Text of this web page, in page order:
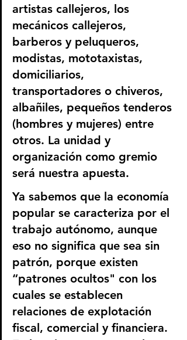
artistas callejeros, los
mecánicos callejeros,
barberos y peluqueros,
modistas, mototaxistas,
domiciliarios,
transportadores o chiveros,
albañiles, pequeños tenderos
(hombres y mujeres) entre
otros. La unidad y
organización como gremio
será nuestra apuesta.
Ya sabemos que la economía
popular se caracteriza por el
trabajo autónomo, aunque
eso no significa que sea sin
patrón, porque existen
“patrones ocultos" con los
cuales se establecen
relaciones de explotación
fiscal, comercial y financiera.